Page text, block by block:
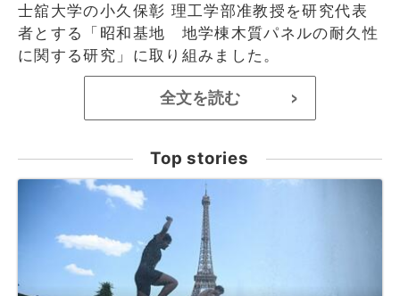
士舘大学の小久保彰 理工学部准教授を研究代表
者とする「昭和基地 地学棟木質パネルの耐久性
に関する研究」に取り組みました。
全文を読む >
Top stories